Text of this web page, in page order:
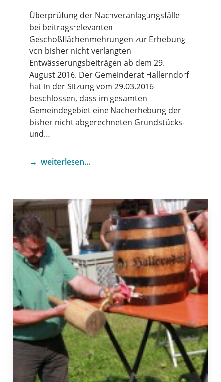
Überprüfung der Nachveranlagungsfälle
bei beitragsrelevanten
Geschoßflächenmehrungen zur Erhebung
von bisher nicht verlangten
Entwässerungsbeiträgen ab dem 29.
August 2016. Der Gemeinderat Hallerndorf
hat in der Sitzung vom 29.03.2016
beschlossen, dass im gesamten
Gemeindegebiet eine Nacherhebung der
bisher nicht abgerechneten Grundstücks-
und…
weiterlesen…